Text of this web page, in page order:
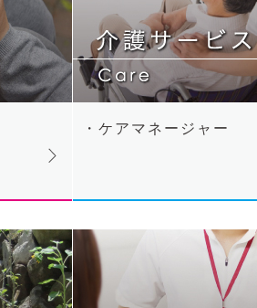
・ケアマネージャー